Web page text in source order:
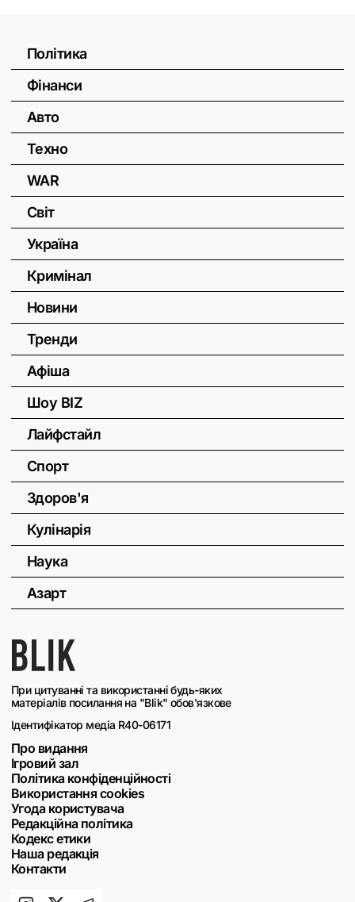
При цитуванні та використанні будь-яких
матеріалів посилання на "Blik" обов'язкове
Ідентифікатор медіа R40-06171
Про видання
Ігровий зал
Політика конфіденційності
Використання cookies
Угода користувача
Редакційна політика
Кодекс етики
Наша редакція
Контакти
Політика
Фінанси
Авто
Техно
WAR
Світ
Україна
Кримінал
Новини
Тренди
Афіша
Шоу BIZ
Лайфстайл
Спорт
Здоров'я
Кулінарія
Наука
Азарт